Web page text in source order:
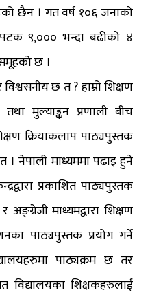
छैन । गत वर्ष १०६ जनाको
९,००० भन्दा बढीको ४
छ ।
छ त ? हाम्रो शिक्षण
मुल्याङ्कन प्रणाली बीच
क्रियाकलाप पाठ्यपुस्तक
। नेपाली माध्यममा पढाइ हुने
प्रकाशित पाठ्यपुस्तक
माध्यमद्वारा शिक्षण
पाठ्यपुस्तक प्रयोग गर्ने
पाठ्यक्रम छ तर
शिक्षकहरुलाई